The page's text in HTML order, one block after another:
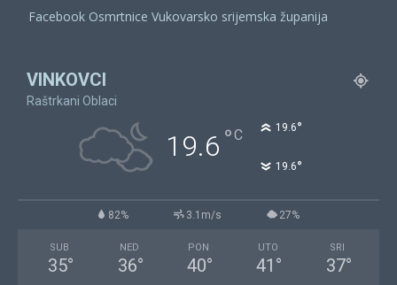
Facebook Osmrtnice Vukovarsko srijemska županija
VINKOVCI
Raštrkani Oblaci
19.6 °C 19.6°
19.6°
82% 3.1m/s 27%
SUB
35°
NED
36°
PON
40°
UTO
41 °
SRI
37°